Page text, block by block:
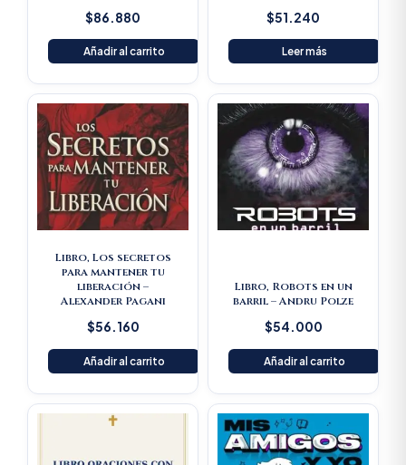
$86.880
Añadir al carrito
$51.240
Leer más
Libro, Los secretos
para mantener tu
liberación –
Alexander Pagani
$56.160
Añadir al carrito
Libro, Robots en un
barril – Andru Polze
$54.000
Añadir al carrito